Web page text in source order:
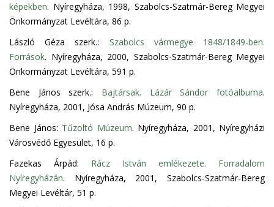
képekben. Nyíregyháza, 1998, Szabolcs-Szatmár-Bereg Megyei
Önkormányzat Levéltára, 86 p.
László Géza szerk.: Szabolcs vármegye 1848/1849-ben.
Források. Nyíregyháza, 2000, Szabolcs-Szatmár-Bereg Megyei
Önkormányzat Levéltára, 591 p.
Bene János szerk.: Bajtársak. Lázár Sándor fotóalbuma.
Nyíregyháza, 2001, Jósa András Múzeum, 90 p.
Bene János: Tűzoltó Múzeum. Nyíregyháza, 2001, Nyíregyházi
Városvédő Egyesület, 16 p.
Fazekas Árpád: Rácz István emlékezete. Forradalom
Nyíregyházán. Nyíregyháza, 2001, Szabolcs-Szatmár-Bereg
Megyei Levéltár, 51 p.